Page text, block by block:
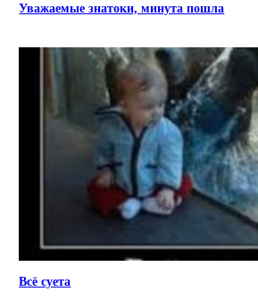
Уважаемые знатоки, минута пошла
Всё суета